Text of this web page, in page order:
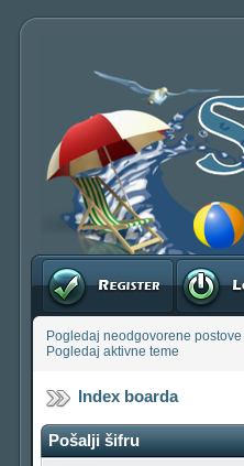
Registruj se Prijavite se
Pogledaj neodgovorene postove
Pogledaj aktivne teme
Index boarda
Pošalji šifru